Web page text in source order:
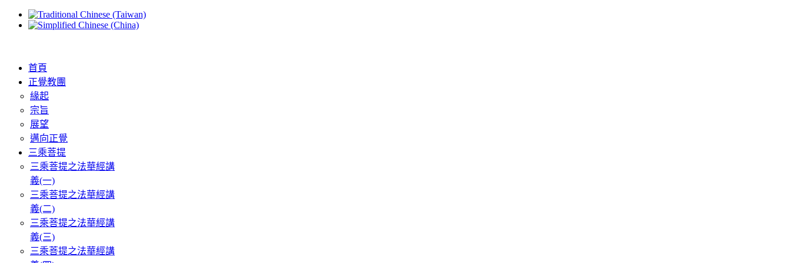
首頁
正覺教團
緣起
宗旨
展望
邁向正覺
三乘菩提
三乘菩提之法華經講
義(一)
三乘菩提之法華經講
義(二)
三乘菩提之法華經講
義(三)
三乘菩提之法華經講